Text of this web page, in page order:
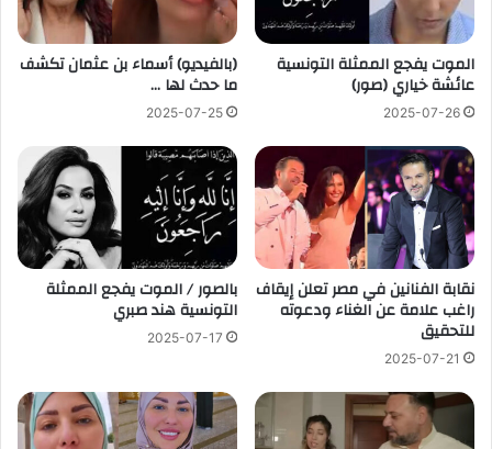
الموت يفجع الممثلة التونسية
عائشة خياري (صور)
2025-07-26
(بالفيديو) أسماء بن عثمان تكشف
ما حدث لها …
2025-07-25
نقابة الفنانين في مصر تعلن إيقاف
راغب علامة عن الغناء ودعوته
للتحقيق
2025-07-21
بالصور / الموت يفجع الممثلة
التونسية هند صبري
2025-07-17